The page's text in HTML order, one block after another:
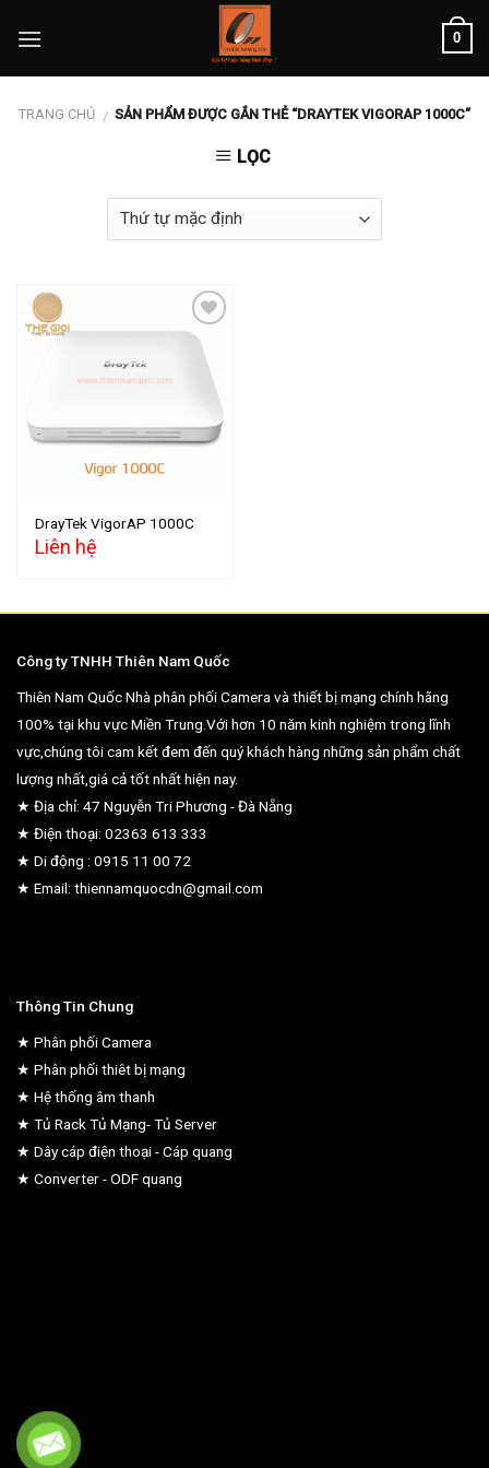
0
TRANG CHỦ / SẢN PHẨM ĐƯỢC GẮN THẺ “DRAYTEK VIGORAP 1000C”
LỌC
Add to
wishlist
DrayTek VigorAP 1000C
Liên hệ
Công ty TNHH Thiên Nam Quốc
Thiên Nam Quốc Nhà phân phối Camera và thiết bị mạng chính hãng
100% tại khu vực Miền Trung.Với hơn 10 năm kinh nghiệm trong lĩnh
vực,chúng tôi cam kết đem đến quý khách hàng những sản phẩm chất
lượng nhất,giá cả tốt nhất hiện nay.
★ Địa chỉ: 47 Nguyễn Tri Phương - Đà Nẵng
★ Điện thoại: 02363 613 333
★ Di động : 0915 11 00 72
★ Email: thiennamquocdn@gmail.com
Thông Tin Chung
★ Phân phối Camera
★ Phân phối thiêt bị mạng
★ Hệ thống âm thanh
★ Tủ Rack Tủ Mạng- Tủ Server
★ Dây cáp điện thoại - Cáp quang
★ Converter - ODF quang